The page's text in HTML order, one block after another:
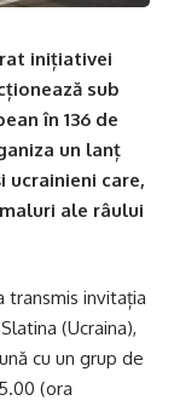
inițiativei
sub
în 136 de
un lanț
ucrainieni care,
ale râului
transmis invitația
(Ucraina),
cu un grup de
(ora